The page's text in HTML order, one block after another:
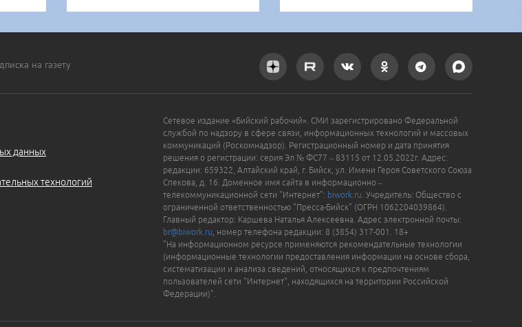
на газету
данных
технологий
Сетевое издание «Бийский рабочий». СМИ зарегистрировано Федеральной
службой по надзору в сфере связи, информационных технологий и массовых
коммуникаций (Роскомнадзор). Регистрационный номер и дата принятия
решения о регистрации: серия Эл № ФС77 – 83115 от 12.05.2022г. Адрес:
редакции: 659322, Алтайский край, г. Бийск, ул. Имени Героя Советского Союза
Спекова, д. 16. Доменное имя сайта в информационно –
телекоммуникационной сети "Интернет": biwork.ru . Учредитель: Общество с
ограниченной ответственностью "Пресса-Бийск" (ОГРН 1062204039864).
Главный редактор: Каршева Наталья Алексеевна. Адрес электронной почты:
br@biwork.ru , номер телефона редакции: 8 (3854) 317-001. 18+
"На информационном ресурсе применяются рекомендательные технологии
(информационные технологии предоставления информации на основе сбора,
систематизации и анализа сведений, относящихся к предпочтениям
пользователей сети "Интернет", находящихся на территории Российской
Федерации)".